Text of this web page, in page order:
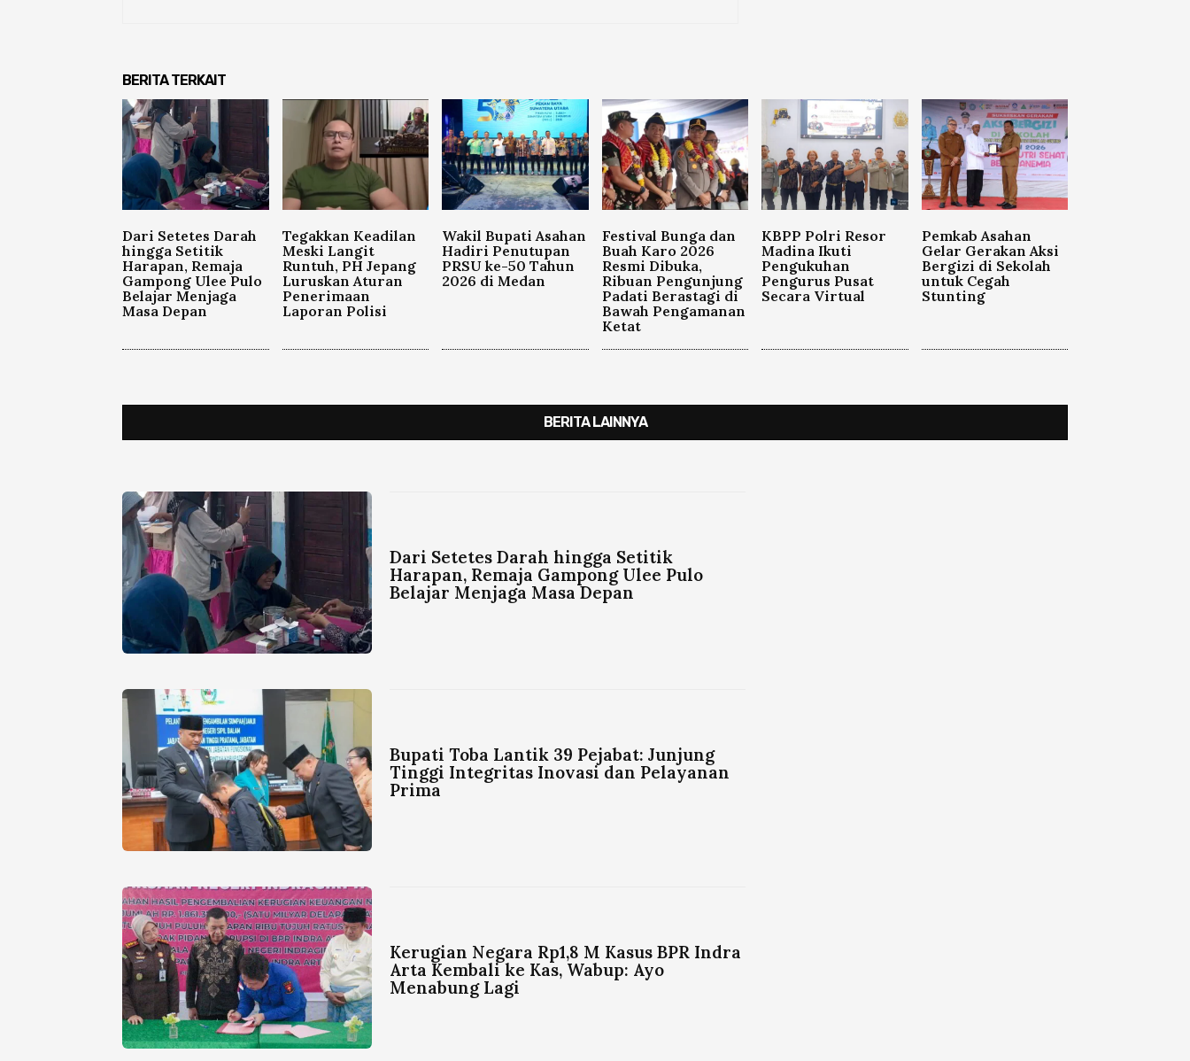
BERITA TERKAIT
Dari Setetes Darah
hingga Setitik
Harapan, Remaja
Gampong Ulee Pulo
Belajar Menjaga
Masa Depan
Tegakkan Keadilan
Meski Langit
Runtuh, PH Jepang
Luruskan Aturan
Penerimaan
Laporan Polisi
Wakil Bupati Asahan
Hadiri Penutupan
PRSU ke-50 Tahun
2026 di Medan
Festival Bunga dan
Buah Karo 2026
Resmi Dibuka,
Ribuan Pengunjung
Padati Berastagi di
Bawah Pengamanan
Ketat
KBPP Polri Resor
Madina Ikuti
Pengukuhan
Pengurus Pusat
Secara Virtual
Pemkab Asahan
Gelar Gerakan Aksi
Bergizi di Sekolah
untuk Cegah
Stunting
BERITA LAINNYA
Dari Setetes Darah hingga Setitik
Harapan, Remaja Gampong Ulee Pulo
Belajar Menjaga Masa Depan
Bupati Toba Lantik 39 Pejabat: Junjung
Tinggi Integritas Inovasi dan Pelayanan
Prima
Kerugian Negara Rp1,8 M Kasus BPR Indra
Arta Kembali ke Kas, Wabup: Ayo
Menabung Lagi